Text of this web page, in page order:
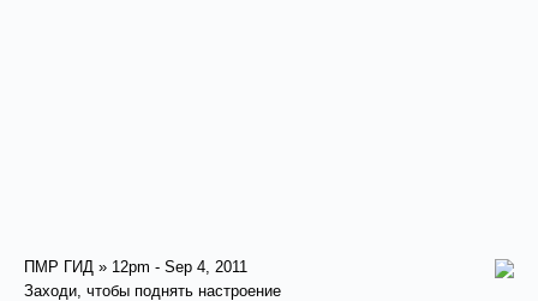
ПМР ГИД » 12pm - Sep 4, 2011
Заходи, чтобы поднять настроение